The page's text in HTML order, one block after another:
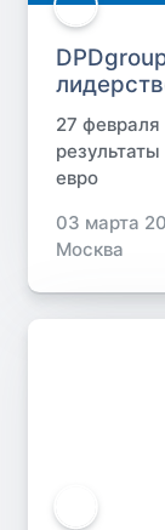
27 февраля
евро
03 марта
Москва